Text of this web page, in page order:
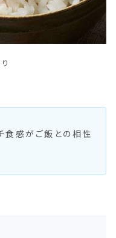
食感がご飯との相性